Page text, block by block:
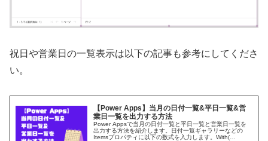
祝日や営業日の一覧表示は以下の記事も参考にしてくださ
い。
【Power Apps】当月の日付一覧&平日一覧&営
業日一覧を出力する方法
Power Appsで当月の日付一覧と平日一覧と営業日一覧を
出力する方法を紹介します。日付一覧ギャラリーなどの
Itemsプロパティに以下の数式を入力します。With(